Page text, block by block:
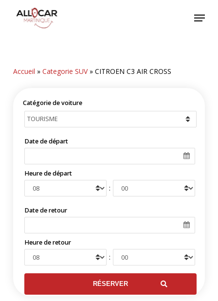
Menu
Accueil » Categorie SUV» CITROEN C3 AIR CROSS
Catégorie de voiture
Date de départ
Heure de départ
:
Date de retour
Heure de retour
: